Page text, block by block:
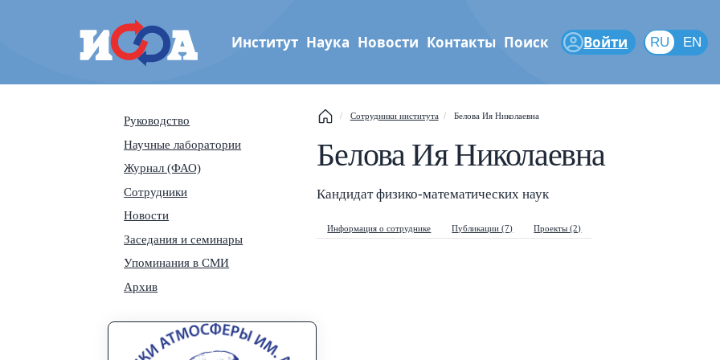
Институт физики атмосферы
Институт Наука Новости Контакты Поиск Войти RU EN
RU
Руководство
Научные лаборатории
Журнал (ФАО)
Сотрудники
Новости
Заседания и семинары
Упоминания в СМИ
Архив
Сотрудники института Белова Ия Николаевна
Белова Ия Николаевна
Кандидат физико-математических наук
Информация о сотруднике Публикации (7) Проекты (2)